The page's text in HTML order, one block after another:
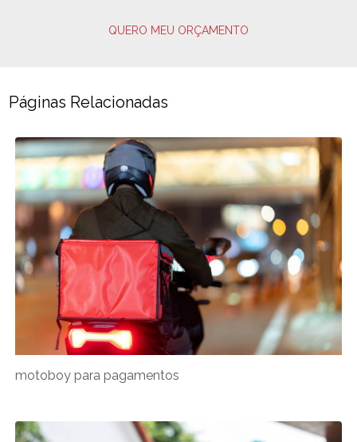
QUERO MEU ORÇAMENTO
Páginas Relacionadas
motoboy para pagamentos